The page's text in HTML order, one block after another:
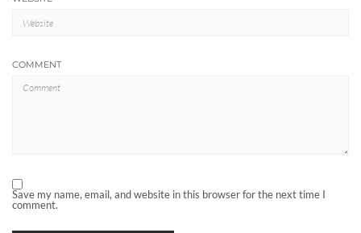
COMMENT
Save my name, email, and website in this browser for the next time I
comment.